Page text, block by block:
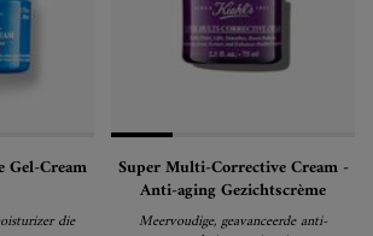
Gel-Cream
die
Super Multi-Corrective Cream -
Anti-aging Gezichtscrème
Meervoudige, geavanceerde anti-